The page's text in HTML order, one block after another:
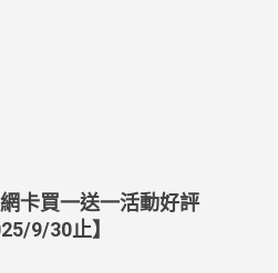
卡買一送一活動好評
9/30止】